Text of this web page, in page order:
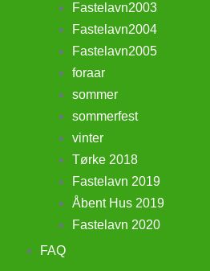
Fastelavn2003
Fastelavn2004
Fastelavn2005
foraar
sommer
sommerfest
vinter
Tørke 2018
Fastelavn 2019
Åbent Hus 2019
Fastelavn 2020
FAQ